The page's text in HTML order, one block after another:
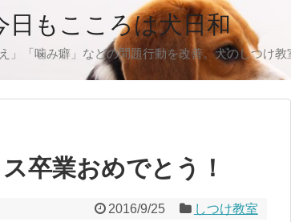
日もこころは犬日和
」「噛み癖」などの問題行動を改善。犬のしつけ教
卒業おめでとう！
2016/9/25 しつけ教室